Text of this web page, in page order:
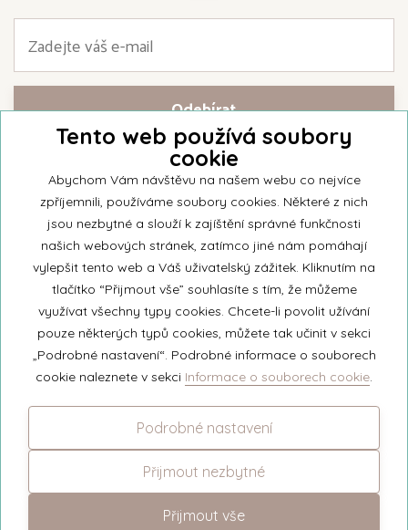
Přihlašte se k našemu newsletteru a buďte jako první informováni o
nejnovějších kolekcích svíček a aktualitách z rodinné firmy Unipar.
© 2026 Unipar
+420 571 651 531
eshop@unipar.cz
Facebook
Instagram
Změnit nastavení cookies
Tento web používá soubory
cookie
Abychom Vám návštěvu na našem webu co nejvíce
zpříjemnili, používáme soubory cookies. Některé z nich
jsou nezbytné a slouží k zajíštění správné funkčnosti
našich webových stránek, zatímco jiné nám pomáhají
vylepšit tento web a Váš uživatelský zážitek. Kliknutím na
tlačítko “Přijmout vše” souhlasíte s tím, že můžeme
využívat všechny typy cookies. Chcete-li povolit užívání
pouze některých typů cookies, můžete tak učinit v sekci
„Podrobné nastavení“. Podrobné informace o souborech
cookie naleznete v sekci Informace o souborech cookie.
Podrobné nastavení
Přijmout nezbytné
Přijmout vše